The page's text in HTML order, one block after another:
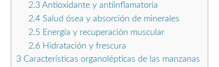
2.3Antioxidante y antiinflamatoria
2.4Salud ósea y absorción de minerales
2.5 Energía y recuperación muscular
2.6Hidratación y frescura
3 Características organolépticas de las manzanas